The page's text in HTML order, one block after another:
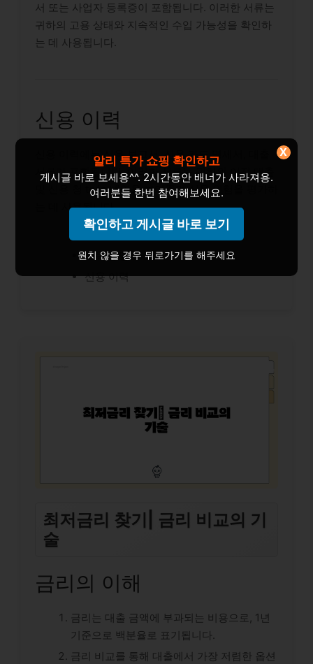
서 또는 사업자 등록증이 포함됩니다. 이러한 서류는
귀하의 고용 상태와 지속적인 수입 가능성을 확인하
는 데 사용됩니다.
신용 이력
신용 이력에는 신용 보고서, 신용 카드 명세서, 대출
서류가 포함됩니다. 이러한 서류는 귀하의 이전 대출
및 신용 청 toán 내역을 보여주며 신용 위험을 평가하
는 데 사용됩니다.
신분 증명
소득 증명
신용 이력
최저금리 찾기| 금리 비교의 기
술
금리의 이해
금리는 대출 금액에 부과되는 비용으로, 1년
기준으로 백분율로 표기됩니다.
금리 비교를 통해 대출에서 가장 저렴한 옵션
알리 특가 쇼핑 확인하고
게시글 바로 보세용^^. 2시간동안 배너가 사라져용.
여러분들 한번 참여해보세요.
확인하고 게시글 바로 보기
원치 않을 경우 뒤로가기를 해주세요
X